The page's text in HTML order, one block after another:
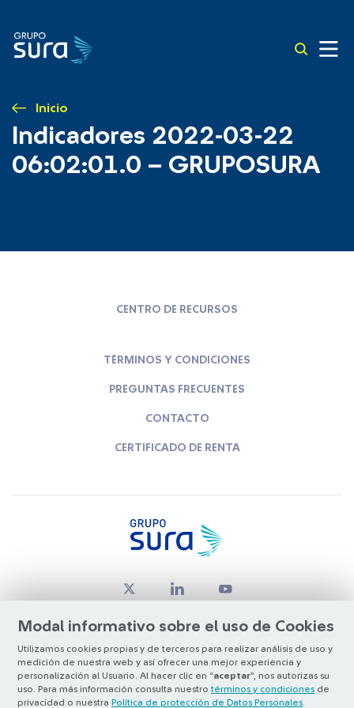
Inicio
Indicadores 2022-03-22
06:02:01.0 – GRUPOSURA
Modal informativo sobre el uso de Cookies
Utilizamos cookies propias y de terceros para realizar análisis de uso y
medición de nuestra web y así ofrecer una mejor experiencia y
personalización al Usuario. Al hacer clic en “aceptar”, nos autorizas su
uso. Para más información consulta nuestro términos y condiciones de
privacidad o nuestra Política de protección de Datos Personales
CENTRO DE RECURSOS
TÉRMINOS Y CONDICIONES
PREGUNTAS FRECUENTES
CONTACTO
CERTIFICADO DE RENTA
© Copyright Grupo SURA 2026